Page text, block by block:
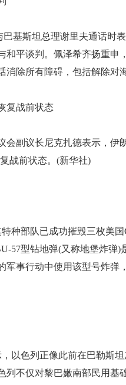
基斯坦总理谢里夫通话时
和平谈判。佩泽希齐扬重申
除所有障碍，包括解除对
复战前状态
副议长尼克扎德表示，伊
战前状态。(新华社)
部队已成功摧毁三枚美国
57型钻地弹(又称地堡炸弹)
军事行动中使用该型号炸弹
色列正像此前在巴勒斯坦
列不仅对黎巴嫩南部民用基